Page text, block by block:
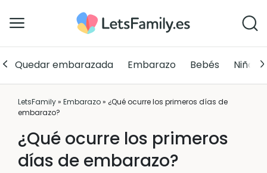
Quedar embarazada Embarazo Bebés Niños
LetsFamily» Embarazo» ¿Qué ocurre los primeros días de
embarazo?
¿Qué ocurre los primeros
días de embarazo?